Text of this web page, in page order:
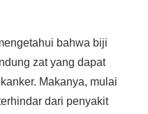
bahwa biji
zat yang dapat
Makanya, mulai
dari penyakit